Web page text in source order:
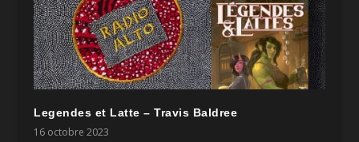
Legendes et Latte – Travis Baldree
16 octobre 2023